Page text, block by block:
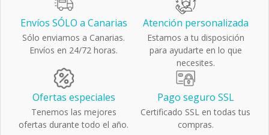
Envíos SÓLO a Canarias
Sólo enviamos a Canarias.
Envíos en 24/72 horas.
Atención personalizada
Estamos a tu disposición
para ayudarte en lo que
necesites.
Ofertas especiales
Tenemos las mejores
ofertas durante todo el año.
Pago seguro SSL
Certificado SSL en todas tus
compras.